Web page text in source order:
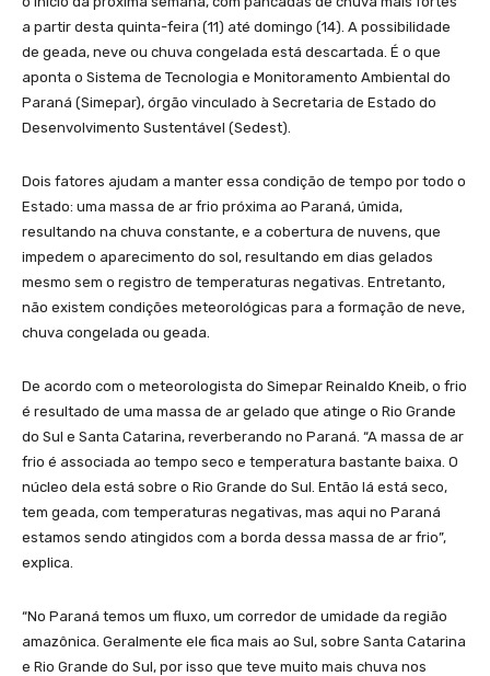
a partir desta quinta-feira (11) até domingo (14). A possibilidade
de geada, neve ou chuva congelada está descartada. É o que
aponta o Sistema de Tecnologia e Monitoramento Ambiental do
Paraná (Simepar), órgão vinculado à Secretaria de Estado do
Desenvolvimento Sustentável (Sedest).
Dois fatores ajudam a manter essa condição de tempo por todo o
Estado: uma massa de ar frio próxima ao Paraná, úmida,
resultando na chuva constante, e a cobertura de nuvens, que
impedem o aparecimento do sol, resultando em dias gelados
mesmo sem o registro de temperaturas negativas. Entretanto,
não existem condições meteorológicas para a formação de neve,
chuva congelada ou geada.
De acordo com o meteorologista do Simepar Reinaldo Kneib, o frio
é resultado de uma massa de ar gelado que atinge o Rio Grande
do Sul e Santa Catarina, reverberando no Paraná. “A massa de ar
frio é associada ao tempo seco e temperatura bastante baixa. O
núcleo dela está sobre o Rio Grande do Sul. Então lá está seco,
tem geada, com temperaturas negativas, mas aqui no Paraná
estamos sendo atingidos com a borda dessa massa de ar frio”,
explica.
“No Paraná temos um fluxo, um corredor de umidade da região
amazônica. Geralmente ele fica mais ao Sul, sobre Santa Catarina
e Rio Grande do Sul, por isso que teve muito mais chuva nos